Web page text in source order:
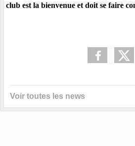
club est la bienvenue et doit se faire
Voir toutes les news